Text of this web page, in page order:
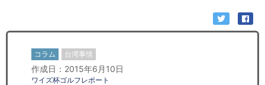
日本人にPR
コラム 台湾事情
作成日：2015年6月10日
ワイズ杯ゴルフレポート